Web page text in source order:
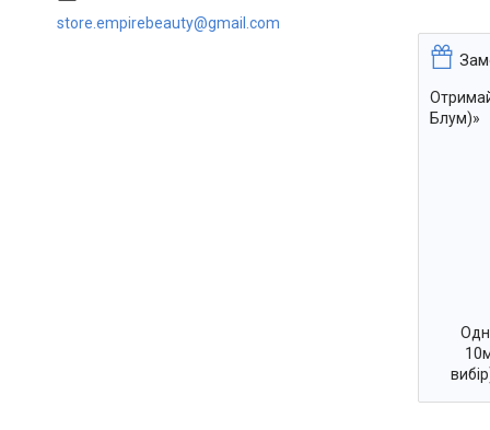
Блум)»
store.empirebeauty@gmail.com